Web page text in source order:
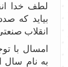
لطف خدا
بیاید که
انقلاب
امسال با
به نام سال